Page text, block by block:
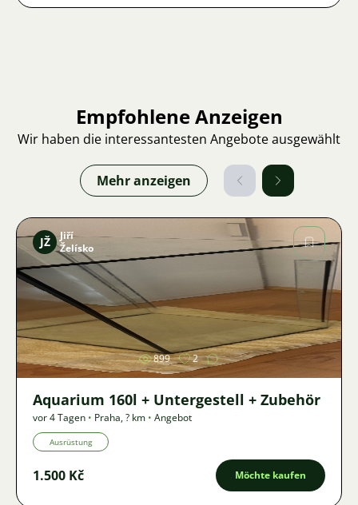
Empfohlene Anzeigen
Wir haben die interessantesten Angebote ausgewählt
Mehr anzeigen
Bild
JŽ
Jiří
Želísko
899 2
Aquarium 160l + Untergestell + Zubehör
vor 4 Tagen • Praha,? km • Angebot
Ausrüstung
1.500 Kč Möchte kaufen